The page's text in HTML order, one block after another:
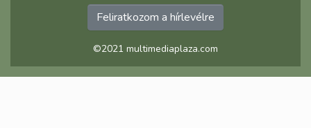
Feliratkozom a hírlevélre
©2021 multimediaplaza.com